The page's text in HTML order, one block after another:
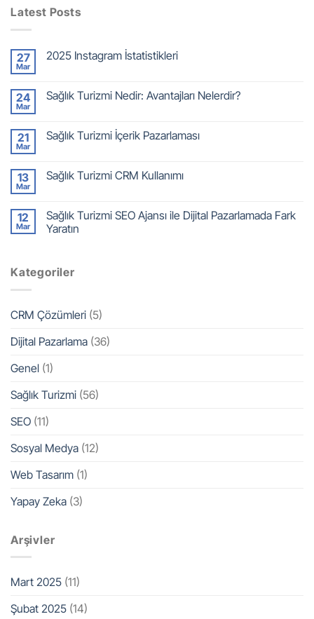
Latest Posts
27
Mar
2025 Instagram İstatistikleri
24
Mar
Sağlık Turizmi Nedir: Avantajları Nelerdir?
21
Mar
Sağlık Turizmi İçerik Pazarlaması
13
Mar
Sağlık Turizmi CRM Kullanımı
12
Mar
Sağlık Turizmi SEO Ajansı ile Dijital Pazarlamada Fark
Yaratın
Kategoriler
CRM Çözümleri (5)
Dijital Pazarlama (36)
Genel (1)
Sağlık Turizmi (56)
SEO (11)
Sosyal Medya (12)
Web Tasarım (1)
Yapay Zeka (3)
Arşivler
Mart 2025 (11)
Şubat 2025 (14)